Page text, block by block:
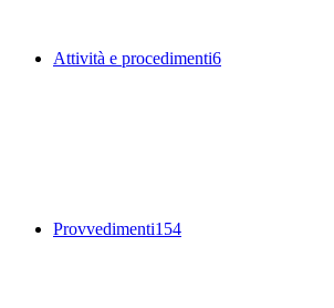
Attività e procedimenti6
Provvedimenti154